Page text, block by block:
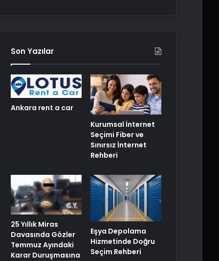
Son Yazılar
Ankara rent a car
Kurumsal İnternet
Seçimi Fiber ve
Sınırsız İnternet
Rehberi
25 Yıllık Miras
Davasında Gözler
Temmuz Ayındaki
Karar Duruşmasına
Eşya Depolama
Hizmetinde Doğru
Seçim Rehberi